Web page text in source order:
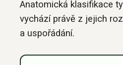
Anatomická klasifikace
vychází právě z jejich
a uspořádání.